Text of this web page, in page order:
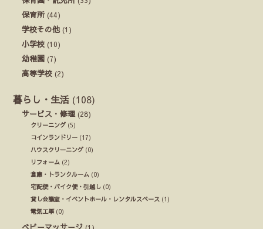
保育所(44)
学校その他 (1)
小学校 (10)
幼稚園 (7)
高等学校 (2)
暮らし・生活 (108)
サービス・修理 (28)
クリーニング(5)
コインランドリー (17)
ハウスクリーニング(0)
リフォーム (2)
倉庫・トランクルーム (0)
宅配便・バイク便・引越し (0)
貸し会議室・イベントホール・レンタルスペース (1)
電気工事(0)